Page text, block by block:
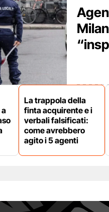
La trappola della
finta acquirente e i
verbali falsificati:
come avrebbero
agito i 5 agenti